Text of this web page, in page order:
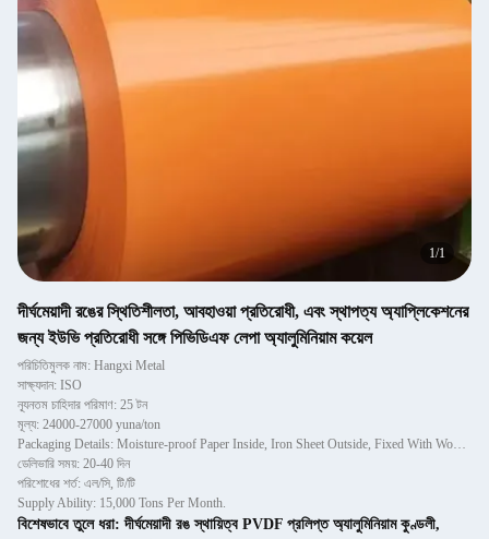
1/1
দীর্ঘমেয়াদী রঙের স্থিতিশীলতা, আবহাওয়া প্রতিরোধী, এবং স্থাপত্য অ্যাপ্লিকেশনের
জন্য ইউভি প্রতিরোধী সঙ্গে পিভিডিএফ লেপা অ্যালুমিনিয়াম কয়েল
পরিচিতিমুলক নাম: Hangxi Metal
সাক্ষ্যদান: ISO
ন্যূনতম চাহিদার পরিমাণ: 25 টন
মূল্য: 24000-27000 yuna/ton
Packaging Details: Moisture-proof Paper Inside, Iron Sheet Outside, Fixed With Wooden Pallet.
ডেলিভারি সময়: 20-40 দিন
পরিশোধের শর্ত: এল/সি, টি/টি
Supply Ability: 15,000 Tons Per Month.
বিশেষভাবে তুলে ধরা:দীর্ঘমেয়াদী রঙ স্থায়িত্ব PVDF প্রলিপ্ত অ্যালুমিনিয়াম কুণ্ডলী,